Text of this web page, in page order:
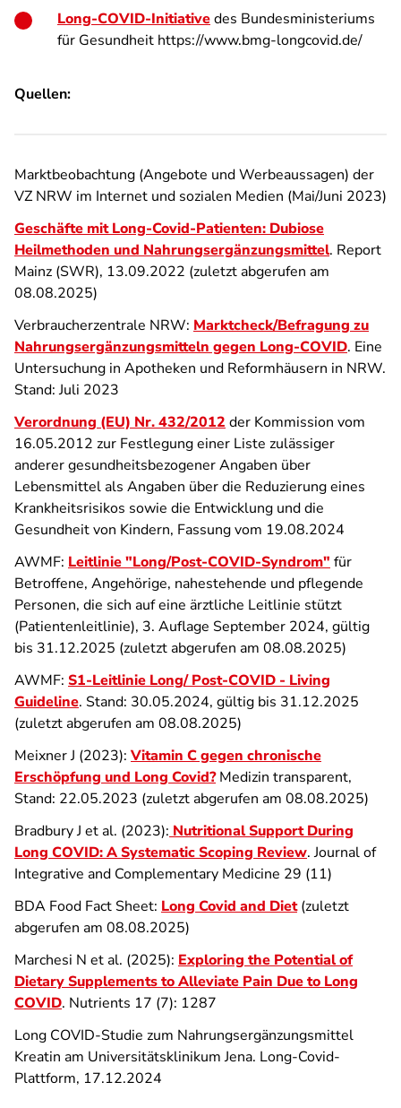
Long-COVID-Initiativedes Bundesministeriums
für Gesundheit https://www.bmg-longcovid.de/
Quellen:
Marktbeobachtung (Angebote und Werbeaussagen) der
VZ NRW im Internet und sozialen Medien (Mai/Juni 2023)
Geschäfte mit Long-Covid-Patienten: Dubiose
Heilmethoden und Nahrungsergänzungsmittel. Report
Mainz (SWR), 13.09.2022 (zuletzt abgerufen am
08.08.2025)
Verbraucherzentrale NRW: Marktcheck/Befragung zu
Nahrungsergänzungsmitteln gegen Long-COVID. Eine
Untersuchung in Apotheken und Reformhäusern in NRW.
Stand: Juli 2023
Verordnung (EU) Nr. 432/2012 der Kommission vom
16.05.2012 zur Festlegung einer Liste zulässiger
anderer gesundheitsbezogener Angaben über
Lebensmittel als Angaben über die Reduzierung eines
Krankheitsrisikos sowie die Entwicklung und die
Gesundheit von Kindern, Fassung vom 19.08.2024
AWMF: Leitlinie "Long/Post-COVID-Syndrom" für
Betroffene, Angehörige, nahestehende und pflegende
Personen, die sich auf eine ärztliche Leitlinie stützt
(Patientenleitlinie), 3. Auflage September 2024, gültig
bis 31.12.2025 (zuletzt abgerufen am 08.08.2025)
AWMF: S1-Leitlinie Long/ Post-COVID - Living
Guideline. Stand: 30.05.2024, gültig bis 31.12.2025
(zuletzt abgerufen am 08.08.2025)
Meixner J (2023): Vitamin C gegen chronische
Erschöpfung und Long Covid?Medizin transparent,
Stand: 22.05.2023 (zuletzt abgerufen am 08.08.2025)
Bradbury J et al. (2023): Nutritional Support During
Long COVID: A Systematic Scoping Review. Journal of
Integrative and Complementary Medicine 29 (11)
BDA Food Fact Sheet: Long Covid and Diet(zuletzt
abgerufen am 08.08.2025)
Marchesi N et al. (2025): Exploring the Potential of
Dietary Supplements to Alleviate Pain Due to Long
COVID. Nutrients 17 (7): 1287
Long COVID-Studie zum Nahrungsergänzungsmittel
Kreatin am Universitätsklinikum Jena. Long-Covid-
Plattform, 17.12.2024